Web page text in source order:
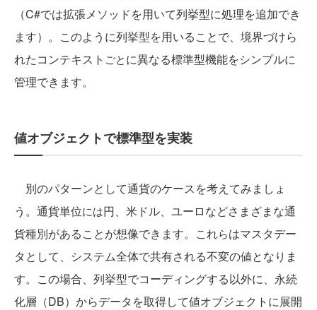
（C#では拡張メソッドを用いて列挙型に処理を追加でき
ます）。このように列挙型を用いることで、境界づけら
れたコンテキスト ごと に異なる標準型機能をシンプルに
管理できます。
値オブジェクトで標準型を実装
別のパターンとして通貨のケースを考えてみましょ
う。通貨単位には円、米ドル、ユーロなどさまざまな通
貨種別があることが想像できます。これらはマスタデー
タとして、システム全体で共有される不変の値となりま
す。この場合、列挙型でコーディングする以外に、永続
化層（DB）からデータを取得して値オブジェクトに展開